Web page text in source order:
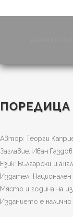
ПОРЕДИЦА
Автор: Георги
Заглавие: Иван
Език: Български и
Издател: Национален
Място и година на
Изданието е